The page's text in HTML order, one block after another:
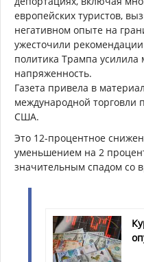
европейских туристов,
негативном опыте на
ужесточили
политика Трампа
напряженность.
Газета привела в
международной торговли
США.
Это 12-процентное
уменьшением на 2
значительным спадом со